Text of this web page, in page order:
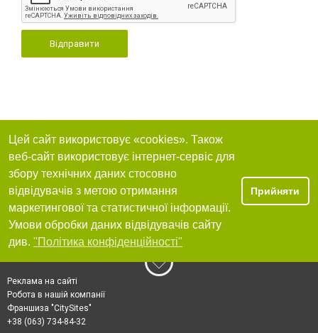
Відправити
Цей сайт використовує «cookies». Також
веб-сайт використовує інтернет-сервіс для
збору технічних даних стосовно
відвідувачів з метою отримання
маркетингової та статистичної інформації.
Умови обробки даних відвідувачів сайту
див. "Політика конфіденційності"
Прийняти
Реклама на сайті
Робота в нашій компанії
Франшиза "CitySites"
+38 (063) 734-84-32